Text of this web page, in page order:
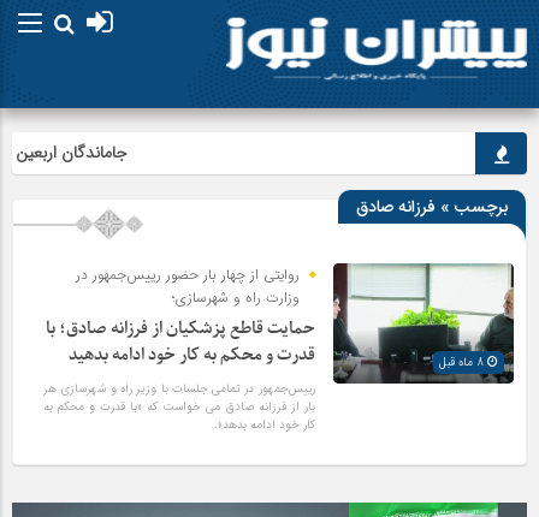
جاماندگان اربعین
برچسب » فرزانه صادق
روایتی از چهار بار حضور رییس‌جمهور در
وزارت راه و شهرسازی؛
حمایت قاطع پزشکیان از فرزانه صادق؛ با
قدرت و محکم به کار خود ادامه بدهید
رییس‌جمهور در تمامی جلسات با وزیر راه و شهرسازی هر
بار از فرزانه صادق می خواست که «با قدرت و محکم به
کار خود ادامه بدهد».